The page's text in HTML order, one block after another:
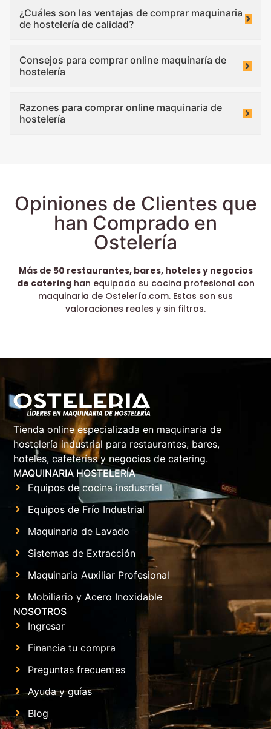
¿Cuáles son las ventajas de comprar maquinaria
de hostelería de calidad?
Consejos para comprar online maquinaría de
hostelería
Razones para comprar online maquinaria de
hostelería
Opiniones de Clientes que
han Comprado en
Ostelería
Más de 50 restaurantes, bares, hoteles y negocios
de cateringhan equipado su cocina profesional con
maquinaria de Ostelería.com. Estas son sus
valoraciones reales y sin filtros.
Tienda online especializada en maquinaria de
hostelería industrial para restaurantes, bares,
hoteles, cafeterías y negocios de catering.
MAQUINARIA HOSTELERÍA
Equipos de cocina insdustrial
Equipos de Frío Industrial
Maquinaria de Lavado
Sistemas de Extracción
Maquinaria Auxiliar Profesional
Mobiliario y Acero Inoxidable
NOSOTROS
Ingresar
Financia tu compra
Preguntas frecuentes
Ayuda y guías
Blog